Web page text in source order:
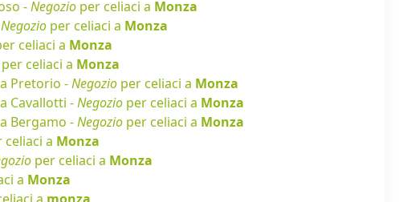
-Negozio per celiaci a Monza
Negozio per celiaci a Monza
celiaci a Monza
per celiaci a Monza
Pretorio -Negozio per celiaci a Monza
Cavallotti -Negozio per celiaci a Monza
Bergamo -Negozio per celiaci a Monza
celiaci a Monza
per celiaci a Monza
a Monza